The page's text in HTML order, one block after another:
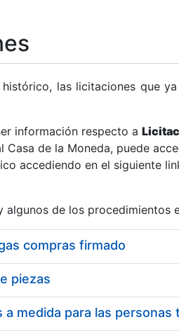
las licitaciones que
información respecto a
Casa de la Moneda, puede
accediendo en el siguiente
algunos de los procedimientos
compras firmado
piezas